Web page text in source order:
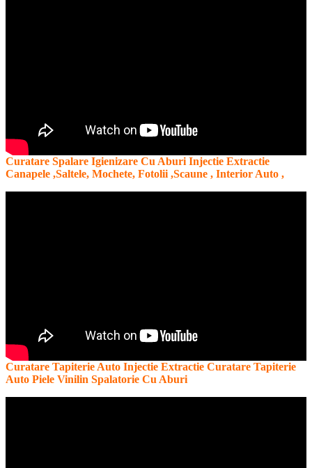
Curatare Spalare Igienizare Cu Aburi Injectie Extractie
Canapele ,Saltele, Mochete, Fotolii ,Scaune , Interior Auto ,
Curatare Tapiterie Auto Injectie Extractie Curatare Tapiterie
Auto Piele Vinilin Spalatorie Cu Aburi